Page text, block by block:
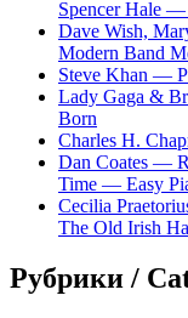
Spencer Hale
Dave Wish,
Modern Band
Steve Khan —
Lady Gaga &
Born
Charles H.
Dan Coates —
Time — Easy
Cecilia
The Old Irish
Рубрики /